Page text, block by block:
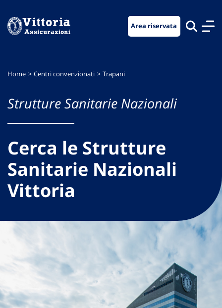
menu
contenuto
footer
Area riservata
Home Centri convenzionati Trapani
Strutture Sanitarie Nazionali
Cerca le Strutture
Sanitarie Nazionali
Vittoria